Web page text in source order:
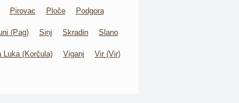
Pirovac Ploče Podgora
(Pag) Sinj Skradin Slano
Luka (Korčula) Viganj Vir (Vir)